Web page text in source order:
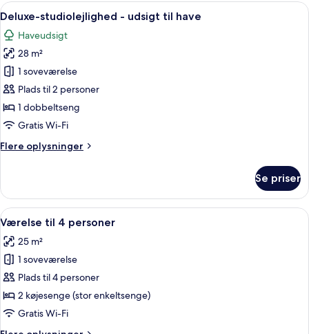
udsigt
til
have
Indlæs
alle
billeder
af
Deluxe-
studiolejlighed
-
udsigt
have
Et hotelværelse med seng, fjernsyn,
8
Deluxe-studiolejlighed - udsigt til have
Haveudsigt
28 m²
1 soveværelse
Plads til 2 personer
1 dobbeltseng
Gratis Wi-Fi
Flere oplysninger
Flere
studiolejlighed
udsigt
have
Se priser
Indlæs
alle
billeder
af
Værelse
til
4
Et soveværelse med køjesenge,
7
Værelse til 4 personer
25 m²
1 soveværelse
Plads til 4 personer
2 køjesenge (stor enkeltsenge)
Gratis Wi-Fi